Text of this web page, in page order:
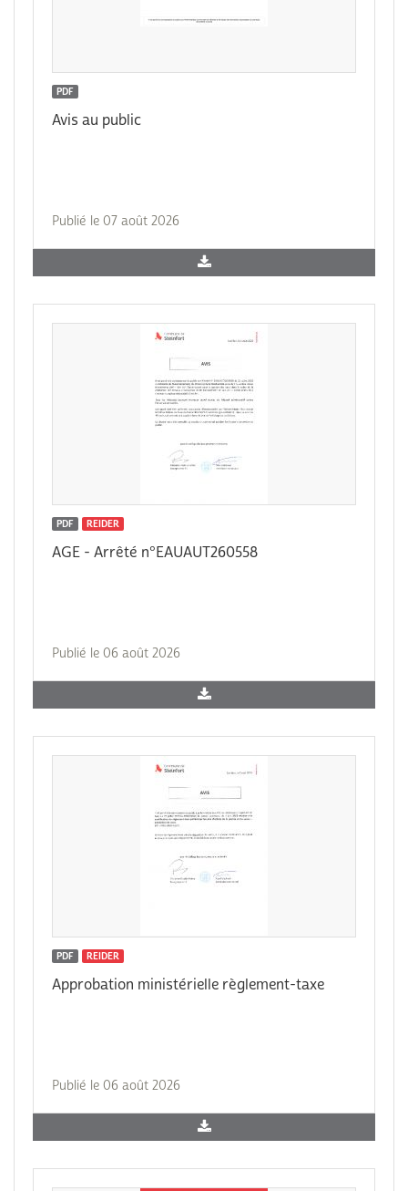
PDF
Avis au public
Publié le 07 août 2026
PDF REIDER
AGE - Arrêté n°EAUAUT260558
Publié le 06 août 2026
PDF REIDER
Approbation ministérielle règlement-taxe
Publié le 06 août 2026